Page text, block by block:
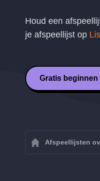
Houd een
je afspeellijst op
Gratis beginnen
Afspeellijsten